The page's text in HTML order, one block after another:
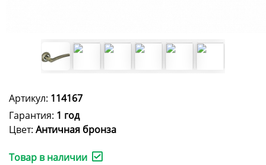
Артикул: 114167
Гарантия: 1 год
Цвет: Античная бронза
Товар в наличии